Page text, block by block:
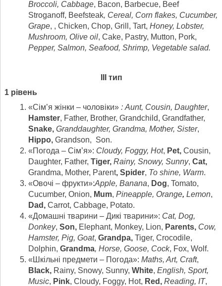
Broccoli, Cabbage, Bacon, Barbecue, Beef
Stroganoff, Beefsteak, Cereal, Corn flakes, Cucumber,
Grape, , Chicken, Chop, Grill, Tart, Honey, Lobster,
Mushroom, Olive oil, Cake, Pastry, Mutton, Pork,
Pepper, Salmon, Seafood, Shrimp, Vegetable salad.
ІІІ тип
1 рівень
«Сім’я жінки – чоловіки» : Aunt, Cousin, Daughter,
Hamster, Father, Brother, Grandchild, Grandfather,
Snake, Granddaughter, Grandma, Mother, Sister,
Hippo, Grandson, Son.
«Погода – Сім’я»: Cloudy, Foggy, Hot, Pet, Cousin,
Daughter, Father, Tiger, Rainy, Snowy, Sunny, Cat,
Grandma, Mother, Parent, Spider, To shine, Warm.
«Овочі – фрукти»:Apple, Banana, Dog, Tomato,
Cucumber, Onion, Mum, Pineapple, Orange, Lemon,
Dad, Carrot, Cabbage, Potato.
«Домашні тварини – Дикі тварини»: Cat, Dog,
Donkey, Son, Elephant, Monkey, Lion, Parents, Cow,
Hamster, Pig, Goat, Grandpa, Tiger, Crocodile,
Dolphin, Grandma, Horse, Goose, Cock, Fox, Wolf.
«Шкільні предмети – Погода»: Maths, Art, Craft,
Black, Rainy, Snowy, Sunny, White, English, Sport,
Music, Pink, Cloudy, Foggy, Hot, Red, Reading, IT,